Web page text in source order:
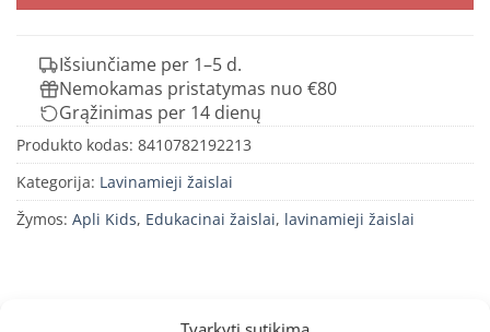
Išsiunčiame per 1–5 d.
Nemokamas pristatymas nuo €80
Grąžinimas per 14 dienų
Produkto kodas: 8410782192213
Kategorija: Lavinamieji žaislai
Žymos: Apli Kids, Edukacinai žaislai, lavinamieji žaislai